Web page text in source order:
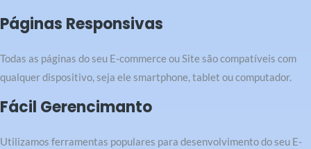
Páginas Responsivas
Todas as páginas do seu E-commerce ou Site são compatíveis com
qualquer dispositivo, seja ele smartphone, tablet ou computador.
Fácil Gerencimanto
Utilizamos ferramentas populares para desenvolvimento do seu E-